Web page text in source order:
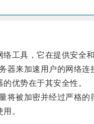
具，它在提供安全和
来加速用户的网络连
优势在于其安全性。
被加密并经过严格的
。